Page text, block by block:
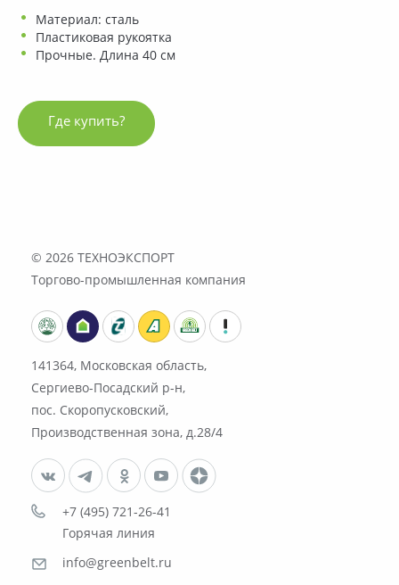
Материал: сталь
Пластиковая рукоятка
Прочные. Длина 40 см
Где купить?
© 2026
ТЕХНОЭКСПОРТ
Торгово-промышленная компания
141364, Московская область,
Сергиево-Посадский р-н,
пос. Скоропусковский,
Производственная зона, д.28/4
+7 (495) 721-26-41
Горячая линия
info@greenbelt.ru